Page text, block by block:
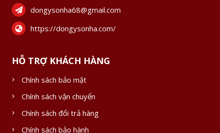
dongysonha68@gmail.com
https://dongysonha.com/
HỖ TRỢ KHÁCH HÀNG
Chính sách bảo mật
Chính sách vận chuyển
Chính sách đổi trả hàng
Chính sách bảo hành